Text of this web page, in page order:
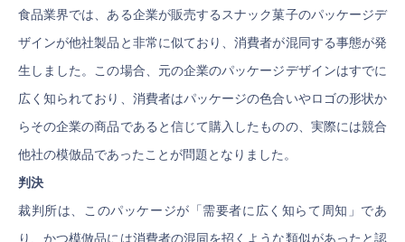
食品業界では、ある企業が販売するスナック菓子のパッケージデ
ザインが他社製品と非常に似ており、消費者が混同する事態が発
生しました。この場合、元の企業のパッケージデザインはすでに
広く知られており、消費者はパッケージの色合いやロゴの形状か
らその企業の商品であると信じて購入したものの、実際には競合
他社の模倣品であったことが問題となりました。
判決
裁判所は、このパッケージが「需要者に広く知らて周知」であ
り、かつ模倣品には消費者の混同を招くような類似があったと認